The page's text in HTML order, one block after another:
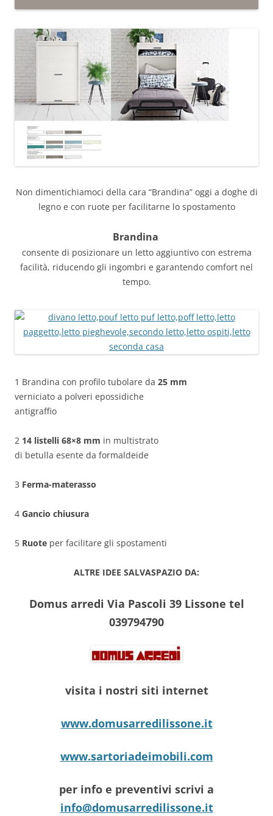
Non dimentichiamoci della cara “Brandina” oggi a doghe di
legno e con ruote per facilitarne lo spostamento
Brandina
consente di posizionare un letto aggiuntivo con estrema
facilità, riducendo gli ingombri e garantendo comfort nel
tempo.
1 Brandina con profilo tubolare da 25 mm
verniciato a polveri epossidiche
antigraffio
2 14 listelli 68×8 mm in multistrato
di betulla esente da formaldeide
3 Ferma-materasso
4 Gancio chiusura
5 Ruote per facilitare gli spostamenti
ALTRE IDEE SALVASPAZIO DA:
Domus arredi Via Pascoli 39 Lissone tel
039794790
visita i nostri siti internet
www.domusarredilissone.it
www.sartoriadeimobili.com
per info e preventivi scrivi a
info@domusarredilissone.it